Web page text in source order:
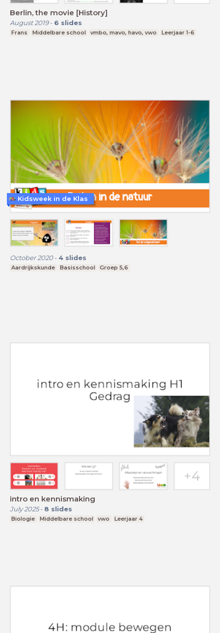
Berlin, the movie [History]
August 2019- 6 slides
Frans Middelbare school vmbo, mavo, havo, vwo Leerjaar 1-6
October 2020- 4 slides
Aardrijkskunde Basisschool Groep 5,6
Kidsweek in de Klas
intro en kennismaking
July 2025- 8 slides
Biologie Middelbare school vwo Leerjaar 4